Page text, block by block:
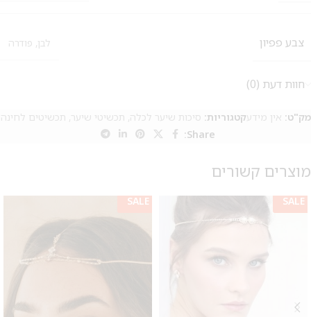
צבע פפיון לבן, פודרה
חוות דעת (0)
מק"ט: אין מידעקטגוריות: סיכות שיער לכלה, תכשיטי שיער, תכשיטים לחינה
Share:
מוצרים קשורים
SALE
SALE